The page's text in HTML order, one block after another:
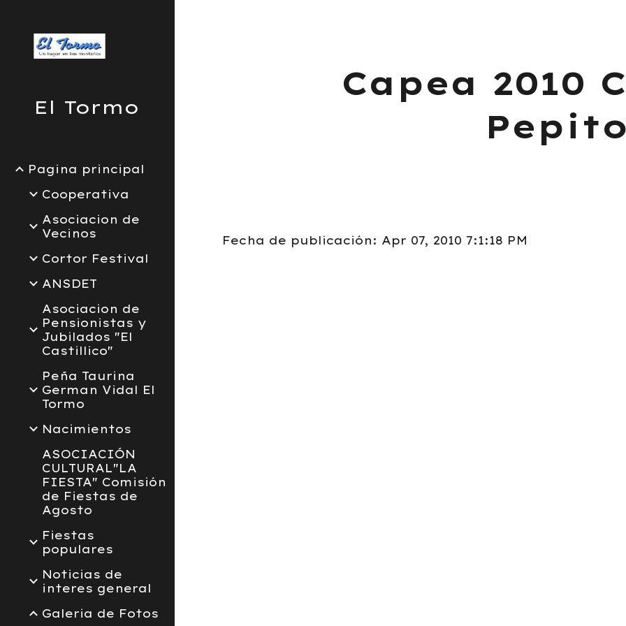
El Tormo
Pagina principal
Cooperativa
Asociacion de
Vecinos
Cortor Festival
ANSDET
Asociacion de
Pensionistas y
Jubilados "El
Castillico"
Peña Taurina
German Vidal El
Tormo
Nacimientos
ASOCIACIÓN
CULTURAL"LA
FIESTA" Comisión
de Fiestas de
Agosto
Fiestas
populares
Noticias de
interes general
Galeria de Fotos
Capea 2010
Pepito
Fecha de publicación: Apr 07, 2010 7:1:18 PM